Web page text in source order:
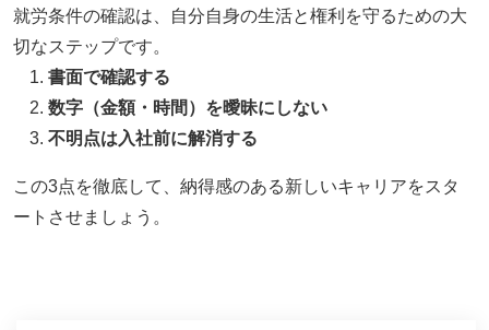
就労条件の確認は、自分自身の生活と権利を守るための大
切なステップです。
書面で確認する
数字（金額・時間）を曖昧にしない
不明点は入社前に解消する
この3点を徹底して、納得感のある新しいキャリアをスタ
ートさせましょう。